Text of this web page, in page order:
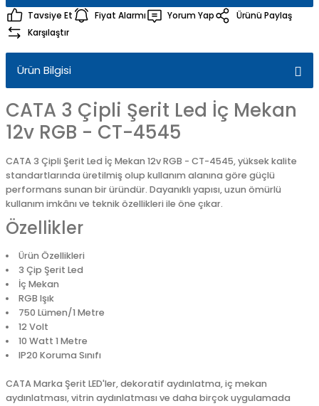
Tavsiye Et Fiyat Alarmı Yorum Yap
Ürünü Paylaş
Karşılaştır
Ürün Bilgisi
CATA 3 Çipli Şerit Led İç Mekan
12v RGB - CT-4545
CATA 3 Çipli Şerit Led İç Mekan 12v RGB - CT-4545, yüksek kalite
standartlarında üretilmiş olup kullanım alanına göre güçlü
performans sunan bir üründür. Dayanıklı yapısı, uzun ömürlü
kullanım imkânı ve teknik özellikleri ile öne çıkar.
Özellikler
Ürün Özellikleri
3 Çip Şerit Led
İç Mekan
RGB Işık
750 Lümen/1 Metre
12 Volt
10 Watt 1 Metre
IP20 Koruma Sınıfı
CATA Marka Şerit LED'ler, dekoratif aydınlatma, iç mekan
aydınlatması, vitrin aydınlatması ve daha birçok uygulamada